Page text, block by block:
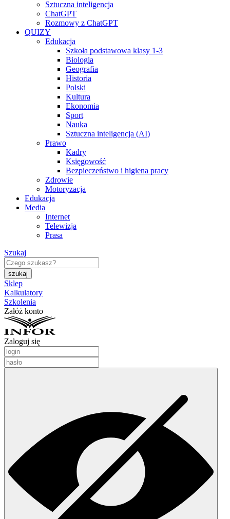
Sztuczna inteligencja
ChatGPT
Rozmowy z ChatGPT
QUIZY
Edukacja
Szkoła podstawowa klasy 1-3
Biologia
Geografia
Historia
Polski
Kultura
Ekonomia
Sport
Nauka
Sztuczna inteligencja (AI)
Prawo
Kadry
Księgowość
Bezpieczeństwo i higiena pracy
Zdrowie
Motoryzacja
Edukacja
Media
Internet
Telewizja
Prasa
Szukaj
Sklep
Kalkulatory
Szkolenia
Załóż konto
Zaloguj się